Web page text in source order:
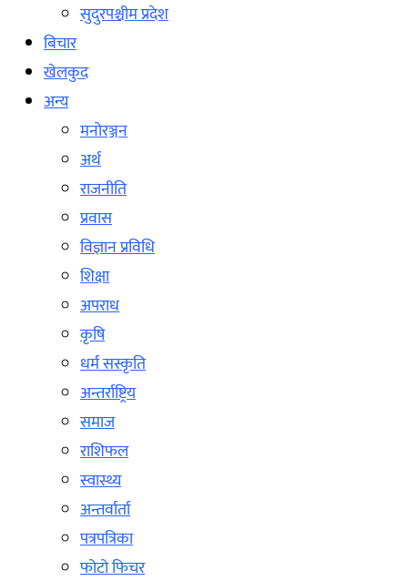
सुदुरपश्चीम प्रदेश
बिचार
खेलकुद
अन्य
मनोरञ्जन
अर्थ
राजनीति
प्रवास
विज्ञान प्रविधि
शिक्षा
अपराध
कृषि
धर्म सस्कृति
अन्तर्राष्ट्रिय
समाज
राशिफल
स्वास्थ्य
अन्तर्वार्ता
पत्रपत्रिका
फोटो फिचर